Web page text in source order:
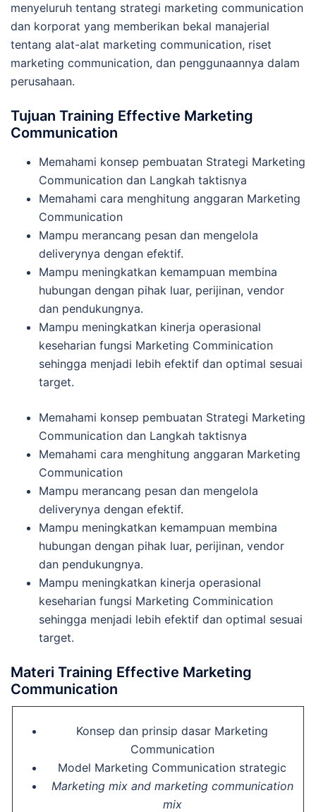
menyeluruh tentang strategi marketing communication
dan korporat yang memberikan bekal manajerial
tentang alat-alat marketing communication, riset
marketing communication, dan penggunaannya dalam
perusahaan.
Tujuan Training Effective Marketing
Communication
Memahami konsep pembuatan Strategi Marketing
Communication dan Langkah taktisnya
Memahami cara menghitung anggaran Marketing
Communication
Mampu merancang pesan dan mengelola
deliverynya dengan efektif.
Mampu meningkatkan kemampuan membina
hubungan dengan pihak luar, perijinan, vendor
dan pendukungnya.
Mampu meningkatkan kinerja operasional
keseharian fungsi Marketing Comminication
sehingga menjadi lebih efektif dan optimal sesuai
target.
Memahami konsep pembuatan Strategi Marketing
Communication dan Langkah taktisnya
Memahami cara menghitung anggaran Marketing
Communication
Mampu merancang pesan dan mengelola
deliverynya dengan efektif.
Mampu meningkatkan kemampuan membina
hubungan dengan pihak luar, perijinan, vendor
dan pendukungnya.
Mampu meningkatkan kinerja operasional
keseharian fungsi Marketing Comminication
sehingga menjadi lebih efektif dan optimal sesuai
target.
Materi Training Effective Marketing
Communication
Konsep dan prinsip dasar Marketing
Communication
Model Marketing Communication strategic
Marketing mix and marketing communication
mix